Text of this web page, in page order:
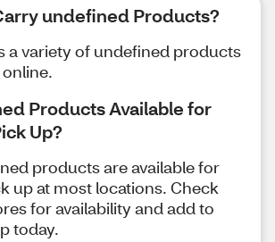
undefined Products?
a variety of undefined products
Products Available for
Up?
products are available for
up at most locations. Check
for availability and add to
today.